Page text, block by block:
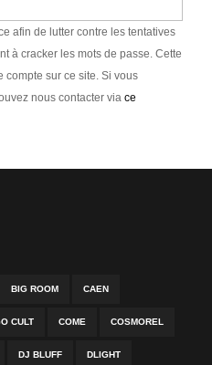
afin de lutter contre les tentatives
à cracker les mots de passe. Cette
compte sur ce site. Si vous
nous contacter via ce
BIG ROOM CAEN
CULT COME COSMOREL
DJ BLUFF DLIGHT